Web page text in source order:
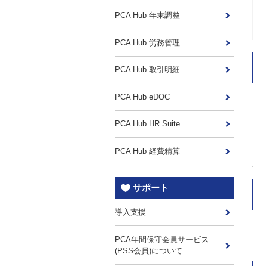
PCA Hub 年末調整
PCA Hub 労務管理
PCA Hub 取引明細
PCA Hub eDOC
PCA Hub HR Suite
PCA Hub 経費精算
サポート
導入支援
PCA年間保守会員サービス
(PSS会員)について